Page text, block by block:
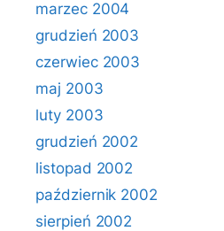
marzec 2004
grudzień 2003
czerwiec 2003
maj 2003
luty 2003
grudzień 2002
listopad 2002
październik 2002
sierpień 2002